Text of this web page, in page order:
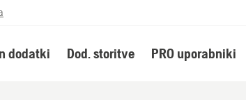
dodatki Dod. storitve PRO uporabniki